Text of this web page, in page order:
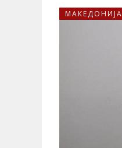
МАКЕДОНИЈА